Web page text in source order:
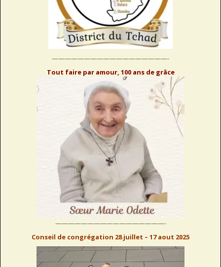
——————————————————-
Tout faire par amour, 100 ans de grâce
—————————————————-
Conseil de congrégation 28 juillet – 17 aout 2025